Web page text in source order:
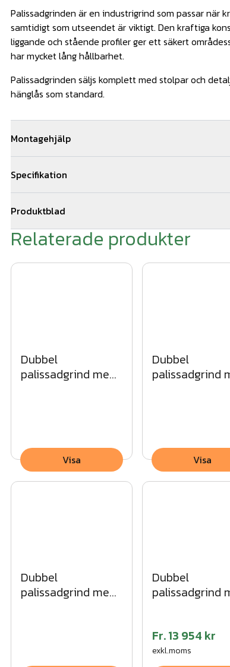
Palissadgrinden är en industrigrind som passar när
samtidigt som utseendet är viktigt. Den kraftiga
liggande och stående profiler ger ett säkert
har mycket lång hållbarhet.
Palissadgrinden säljs komplett med stolpar och
hänglås som standard.
Montagehjälp
ni 5 års montage och materialgaranti. Vi
stängselmontörer och kan hjälpa till med
av er till oss via offertformuläret för snabb
Specifikation
Material: Stål
Profildimensioner: 20x20 mm
Produktblad
produktblad Palissadgrind 2019.pdf
Relaterade produkter
Dubbel
palissadgrind med
Visa
Dubbel
palissadgrind
Visa
Dubbel
palissadgrind med
Dubbel
palissadgrind
Fr.13 954 kr
exkl.moms